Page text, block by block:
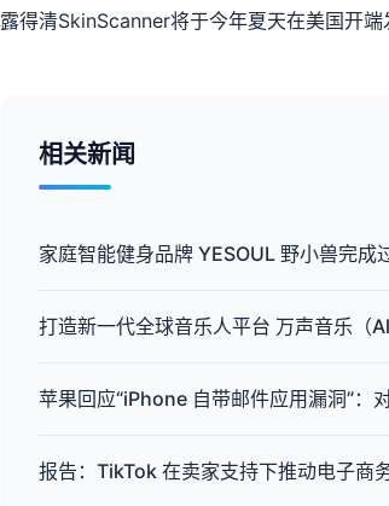
露得清SkinScanner将于今年夏天在美国开端
相关新闻
家庭智能健身品牌 YESOUL 野小兽完成
打造新一代全球音乐人平台 万声音乐
苹果回应“iPhone 自带邮件应用漏洞”：
报告：TikTok 在卖家支持下推动电子商